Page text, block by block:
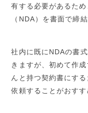
有する必要があるた
（NDA）を書面で締
社内に既にNDAの書
きますが、初めて作
んと持つ契約書にす
依頼することがおすす